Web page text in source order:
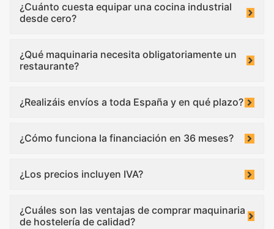
¿Cuánto cuesta equipar una cocina industrial
desde cero?
¿Qué maquinaria necesita obligatoriamente un
restaurante?
¿Realizáis envíos a toda España y en qué plazo?
¿Cómo funciona la financiación en 36 meses?
¿Los precios incluyen IVA?
¿Cuáles son las ventajas de comprar maquinaria
de hostelería de calidad?